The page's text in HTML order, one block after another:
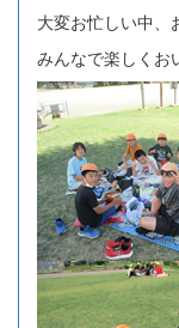
大変お忙しい中、
みんなで楽しくお